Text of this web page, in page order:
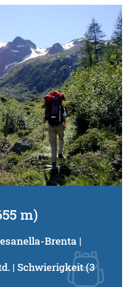
m)
Brenta |
| Schwierigkeit (3